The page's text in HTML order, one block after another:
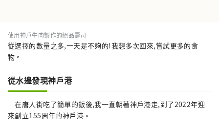
使用神戶牛肉製作的絕品壽司
從選擇的數量之多,一天是不夠的!我想多次回來,嘗試更多的食
物。
從水邊發現神戶港
在唐人街吃了簡單的飯後,我一直朝著神戶港走,到了2022年迎
來創立155周年的神戶港。